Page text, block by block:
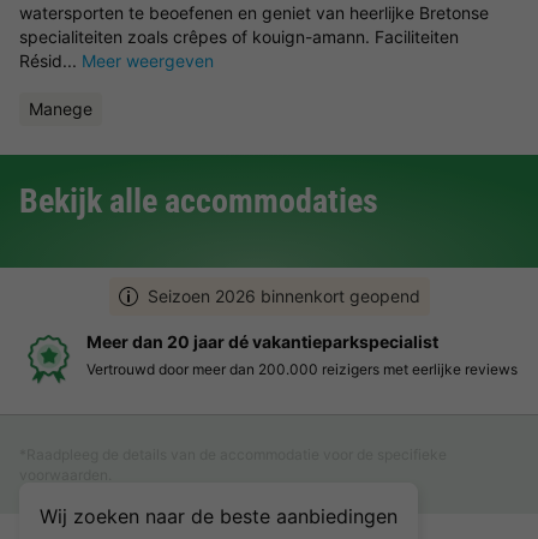
watersporten te beoefenen en geniet van heerlijke Bretonse
specialiteiten zoals crêpes of kouign-amann. Faciliteiten
Résid... Meer weergeven
Manege
Bekijk alle accommodaties
Seizoen 2026 binnenkort geopend
Meer dan 20 jaar dé vakantieparkspecialist
Vertrouwd door meer dan 200.000 reizigers met eerlijke reviews
Wij zoeken naar de beste aanbiedingen